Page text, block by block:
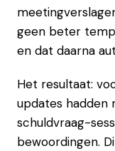
geen beter
en dat daarna
Het resultaat:
updates hadden
schuldvraag-
bewoordingen.